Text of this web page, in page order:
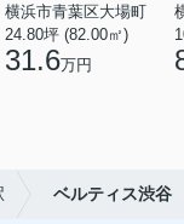
横浜市青葉区大場町
24.80坪 (82.00㎡)
31.6万円
ベルティス渋谷